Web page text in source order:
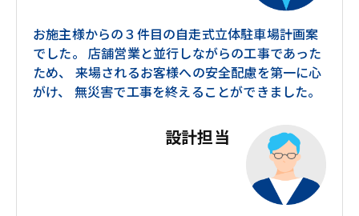
お施主様からの３件目の自走式立体駐車場計画案
でした。 店舗営業と並行しながらの工事であった
ため、 来場されるお客様への安全配慮を第一に心
がけ、 無災害で工事を終えることができました。
設計担当